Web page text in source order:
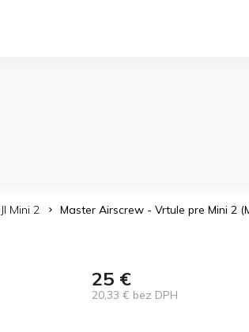
Mini 2 Master Airscrew - Vrtule pre Mini 2
25 €
20,33 € bez DPH